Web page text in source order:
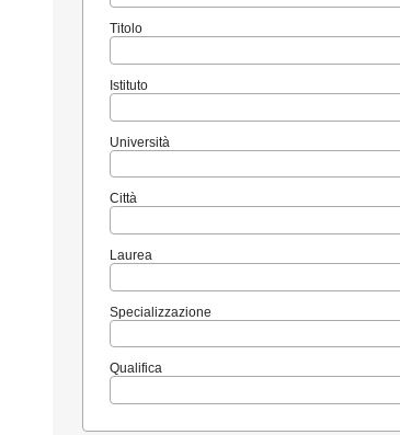
Titolo
Istituto
Università
Città
Laurea
Specializzazione
Qualifica